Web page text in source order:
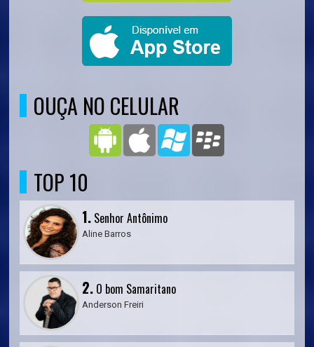
OUÇA NO CELULAR
TOP 10
1. Senhor Antônimo
Aline Barros
2. O bom Samaritano
Anderson Freiri